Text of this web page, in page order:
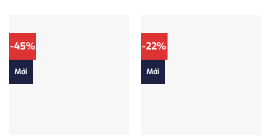
-45%
Mới
-22%
Mới